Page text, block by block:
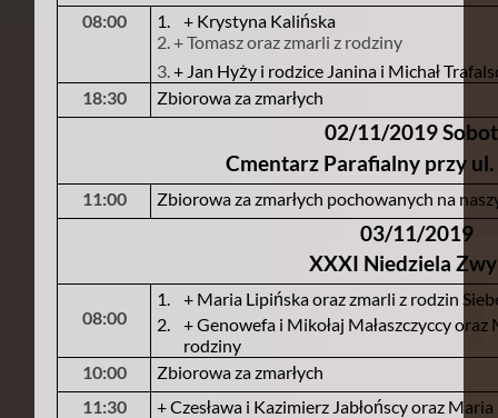
08:00 1.
+ Krystyna Kalińska
2. + Tomasz oraz zmarli z rodziny
3.+ Jan Hyży i rodzice Janina i Michał
18:30
Zbiorowa za zmarłych
02/11/2019
Cmentarz Parafialny przy
11:00 Zbiorowa za zmarłych pochowanych na
03/11/2019
XXXI Niedziela
08:00
1.
+ Maria Lipińska oraz zmarli z rodzin
2.
+ Genowefa i Mikołaj Małaszczyccy
rodziny
10:00
Zbiorowa za zmarłych
11:30
+ Czesława i Kazimierz Jabłońscy oraz